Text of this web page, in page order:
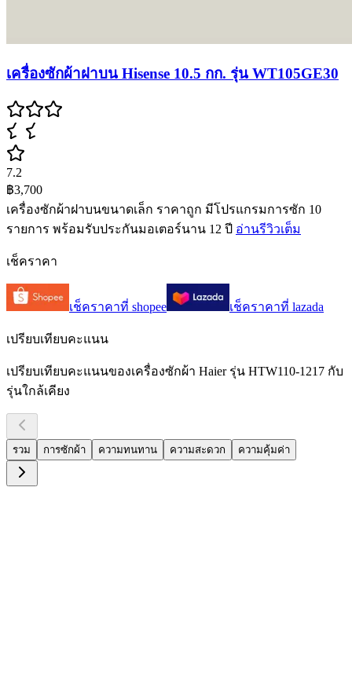
เครื่องซักผ้าฝาบน Hisense 10.5 กก. รุ่น WT105GE30
7.2
฿3,700
เครื่องซักผ้าฝาบนขนาดเล็ก ราคาถูก มีโปรแกรมการซัก 10
รายการ พร้อมรับประกันมอเตอร์นาน 12 ปี อ่านรีวิวเต็ม
เช็คราคา
เช็คราคาที่ shopee เช็คราคาที่ lazada
เปรียบเทียบคะแนน
เปรียบเทียบคะแนนของเครื่องซักผ้า Haier รุ่น HTW110-1217 กับ
รุ่นใกล้เคียง
รวม การซักผ้า ความทนทาน ความสะดวก ความคุ้มค่า